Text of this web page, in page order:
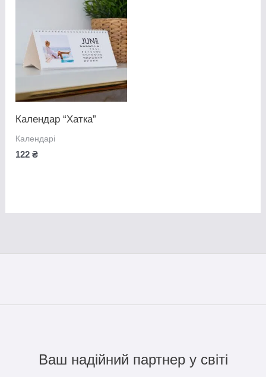
Календар “Хатка”
Календарі
122₴
Ваш надійний партнер у світі